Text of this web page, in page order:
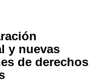
y nuevas
de derechos